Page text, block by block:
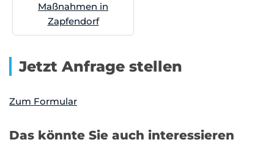
Maßnahmen in
Zapfendorf
Jetzt Anfrage stellen
Zum Formular
Das könnte Sie auch interessieren